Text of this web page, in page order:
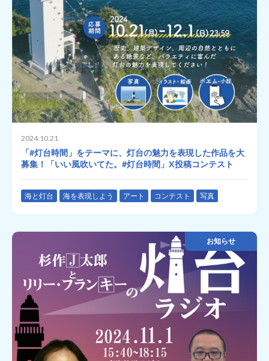
2024.10.21
「#灯台時間」をテーマに、灯台の魅力を表現した作品を大
募集！「いい風吹いてた。#灯台時間」X投稿コンテスト
海と灯台 海を表現しよう アート コンテスト 写真
お知らせ